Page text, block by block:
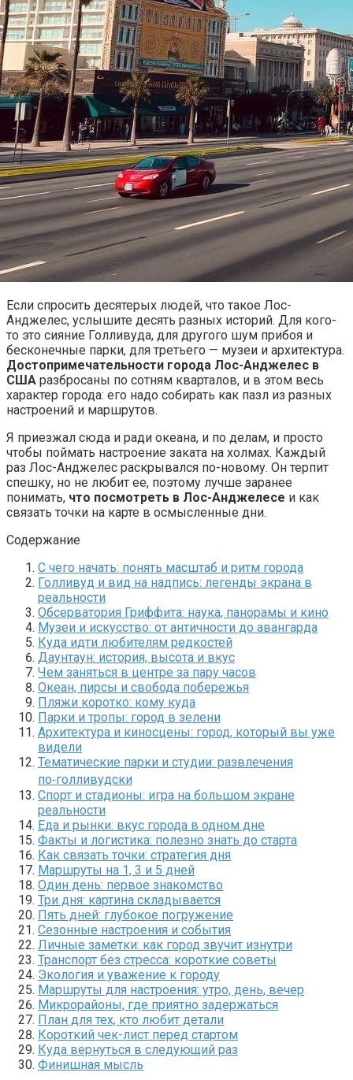
Если спросить десятерых людей, что такое Лос-
Анджелес, услышите десять разных историй. Для кого-
то это сияние Голливуда, для другого шум прибоя и
бесконечные парки, для третьего — музеи и архитектура.
Достопримечательности города Лос-Анджелес в
США разбросаны по сотням кварталов, и в этом весь
характер города: его надо собирать как пазл из разных
настроений и маршрутов.
Я приезжал сюда и ради океана, и по делам, и просто
чтобы поймать настроение заката на холмах. Каждый
раз Лос-Анджелес раскрывался по-новому. Он терпит
спешку, но не любит ее, поэтому лучше заранее
понимать, что посмотреть в Лос-Анджелесе и как
связать точки на карте в осмысленные дни.
Содержание
С чего начать: понять масштаб и ритм города
Голливуд и вид на надпись: легенды экрана в
реальности
Обсерватория Гриффита: наука, панорамы и кино
Музеи и искусство: от античности до авангарда
Куда идти любителям редкостей
Даунтаун: история, высота и вкус
Чем заняться в центре за пару часов
Океан, пирсы и свобода побережья
Пляжи коротко: кому куда
Парки и тропы: город в зелени
Архитектура и киносцены: город, который вы уже
видели
Тематические парки и студии: развлечения
по‑голливудски
Спорт и стадионы: игра на большом экране
реальности
Еда и рынки: вкус города в одном дне
Факты и логистика: полезно знать до старта
Как связать точки: стратегия дня
Маршруты на 1, 3 и 5 дней
Один день: первое знакомство
Три дня: картина складывается
Пять дней: глубокое погружение
Сезонные настроения и события
Личные заметки: как город звучит изнутри
Транспорт без стресса: короткие советы
Экология и уважение к городу
Маршруты для настроения: утро, день, вечер
Микрорайоны, где приятно задержаться
План для тех, кто любит детали
Короткий чек-лист перед стартом
Куда вернуться в следующий раз
Финишная мысль